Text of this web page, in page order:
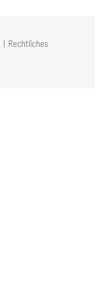
| Rechtliches